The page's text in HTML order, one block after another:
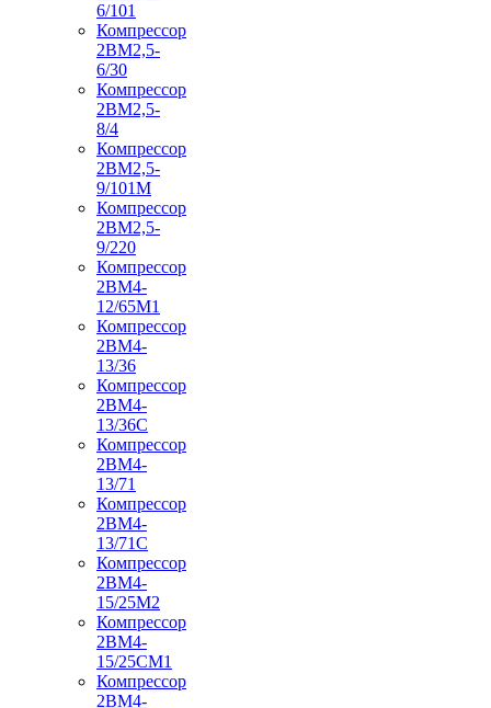
6/101
Компрессор
2ВМ2,5-
6/30
Компрессор
2ВМ2,5-
8/4
Компрессор
2ВМ2,5-
9/101М
Компрессор
2ВМ2,5-
9/220
Компрессор
2ВМ4-
12/65М1
Компрессор
2ВМ4-
13/36
Компрессор
2ВМ4-
13/36С
Компрессор
2ВМ4-
13/71
Компрессор
2ВМ4-
13/71С
Компрессор
2ВМ4-
15/25М2
Компрессор
2ВМ4-
15/25СМ1
Компрессор
2ВМ4-